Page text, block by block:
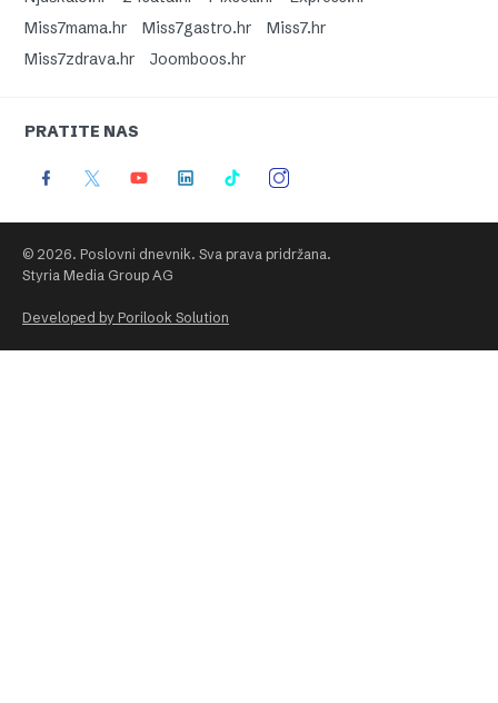
Miss7mama.hr
Miss7gastro.hr
Miss7.hr
Miss7zdrava.hr
Joomboos.hr
PRATITE NAS
© 2026. Poslovni dnevnik. Sva prava pridržana.
Styria Media Group AG
Developed by Porilook Solution